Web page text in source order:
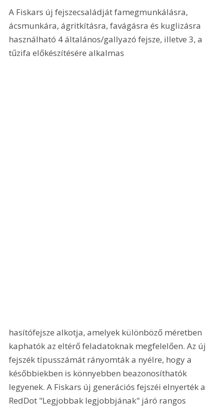
A Fiskars új fejszecsaládját famegmunkálásra,
ácsmunkára, ágritkításra, favágásra és kuglizásra
használható 4 általános/gallyazó fejsze, illetve 3, a
tűzifa előkészítésére alkalmas
hasítófejsze alkotja, amelyek különböző méretben
kaphatók az eltérő feladatoknak megfelelően. Az új
fejszék típusszámát rányomták a nyélre, hogy a
későbbiekben is könnyebben beazonosíthatók
legyenek. A Fiskars új generációs fejszéi elnyerték a
RedDot "Legjobbak legjobbjának" járó rangos